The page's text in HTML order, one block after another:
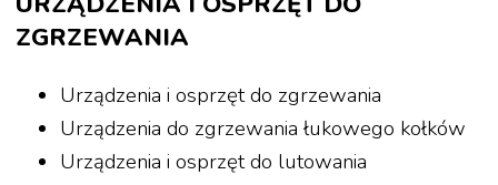
ZGRZEWANIA
Urządzenia i osprzęt do zgrzewania
Urządzenia do zgrzewania łukowego kołków
Urządzenia i osprzęt do lutowania